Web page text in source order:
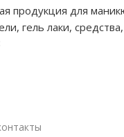
продукция для
гель лаки,